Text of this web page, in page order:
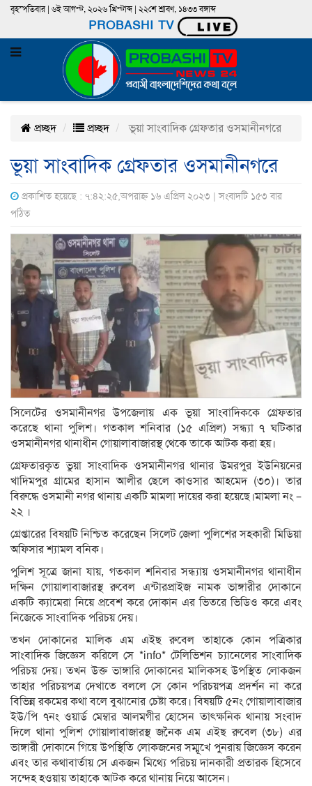
বৃহস্পতিবার | ৬ই আগস্ট, ২০২৬ খ্রিস্টাব্দ | ২২শে শ্রাবণ, ১৪৩৩ বঙ্গাব্দ
PROBASHI TV
প্রচ্ছদ প্রচ্ছদ ভূয়া সাংবাদিক গ্রেফতার ওসমানীনগরে
ভূয়া সাংবাদিক গ্রেফতার ওসমানীনগরে
প্রকাশিত হয়েছে : ৭:৪২:২৫,অপরাহ্ন ১৬ এপ্রিল ২০২৩ | সংবাদটি ১৫৩ বার
পঠিত
সিলেটের ওসমানীনগর উপজেলায় এক ভূয়া সাংবাদিককে গ্রেফতার
করেছে থানা পুলিশ। গতকাল শনিবার (১৫ এপ্রিল) সন্ধ্যা ৭ ঘটিকার
ওসমানীনগর থানাধীন গোয়ালাবাজারস্থ থেকে তাকে আটক করা হয়।
গ্রেফতারকৃত ভুয়া সাংবাদিক ওসমানীনগর থানার উমরপুর ইউনিয়নের
খাদিমপুর গ্রামের হাসান আলীর ছেলে কাওসার আহমেদ (৩০)। তার
বিরুদ্ধে ওসমানী নগর থানায় একটি মামলা দায়ের করা হয়েছে।মামলা নং –
২২ ।
গ্রেপ্তারের বিষয়টি নিশ্চিত করেছেন সিলেট জেলা পুলিশের সহকারী মিডিয়া
অফিসার শ্যামল বনিক।
পুলিশ সূত্রে জানা যায়, গতকাল শনিবার সন্ধ্যায় ওসমানীনগর থানাধীন
দক্ষিন গোয়ালাবাজারস্থ রুবেল এন্টারপ্রাইজ নামক ভাঙ্গারীর দোকানে
একটি ক্যামেরা নিয়ে প্রবেশ করে দোকান এর ভিতরে ভিডিও করে এবং
নিজেকে সাংবাদিক পরিচয় দেয়।
তখন দোকানের মালিক এম এইছ রুবেল তাহাকে কোন পত্রিকার
সাংবাদিক জিজ্ঞেস করিলে সে *info* টেলিভিশন চ্যানেলের সাংবাদিক
পরিচয় দেয়। তখন উক্ত ভাঙ্গারি দোকানের মালিকসহ উপস্থিত লোকজন
তাহার পরিচয়পত্র দেখাতে বললে সে কোন পরিচয়পত্র প্রদর্শন না করে
বিভিন্ন রকমের কথা বলে বুঝানোর চেষ্টা করে। বিষয়টি ৫নং গোয়ালাবাজার
ইউ/পি ৭নং ওয়ার্ড মেম্বার আলমগীর হোসেন তাৎক্ষনিক থানায় সংবাদ
দিলে থানা পুলিশ গোয়ালাবাজারস্থ জনৈক এম এইছ রুবেল (৩৮) এর
ভাঙ্গারী দোকানে গিয়ে উপস্থিতি লোকজনের সম্মূখে পুনরায় জিজ্ঞেস করেন
এবং তার কথাবার্তায় সে একজন মিথ্যে পরিচয় দানকারী প্রতারক হিসেবে
সন্দেহ হওয়ায় তাহাকে আটক করে থানায় নিয়ে আসেন।